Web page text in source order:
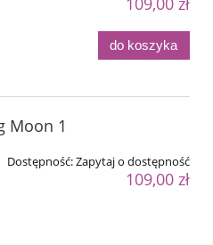
do koszyka
Moon 1
Dostępność:Zapytaj o dostępność
109,00 zł